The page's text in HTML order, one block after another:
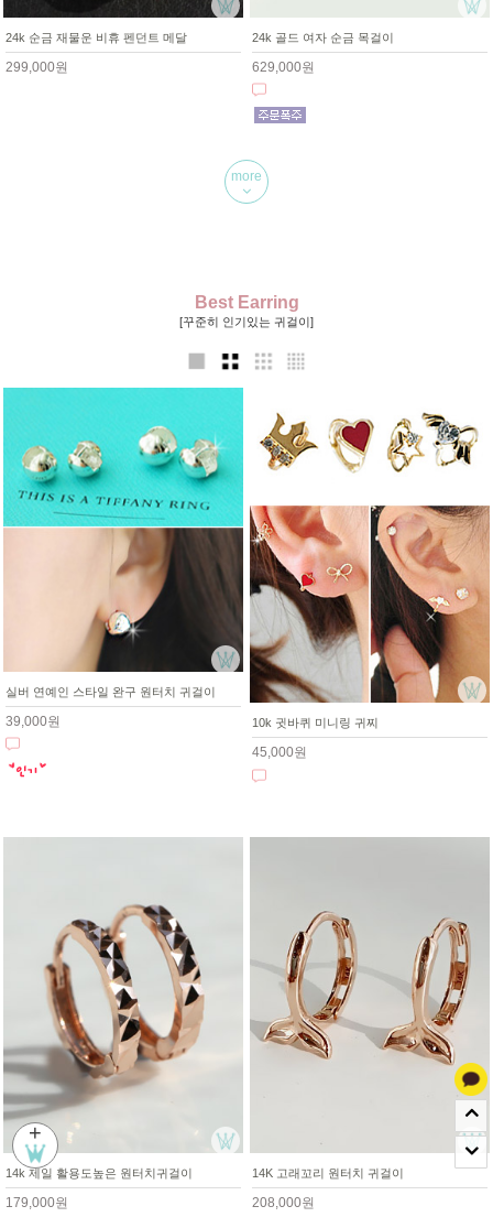
+
24k 순금 재물운 비휴 펜던트 메달
299,000원
24k 골드 여자 순금 목걸이
629,000원
more
Best Earring
[꾸준히 인기있는 귀걸이]
실버 연예인 스타일 완구 원터치 귀걸이
39,000원 10k 귓바퀴 미니링 귀찌
45,000원
14k 제일 활용도높은 원터치귀걸이
179,000원
14K 고래꼬리 원터치 귀걸이
208,000원